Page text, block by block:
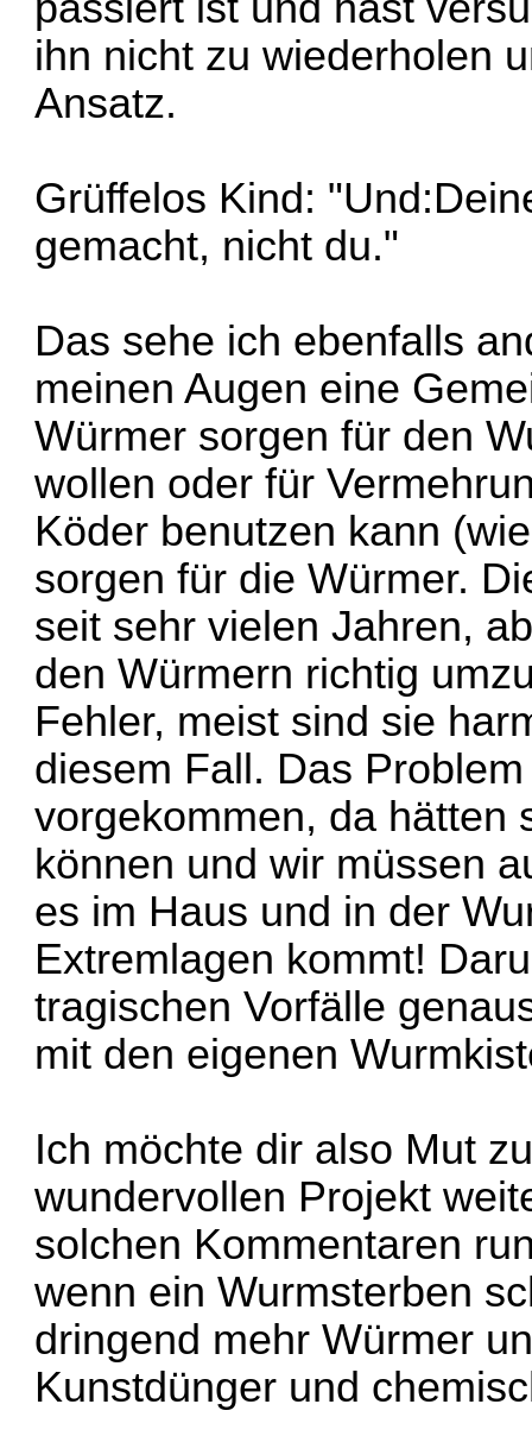
ihn nicht zu wiederholen
Ansatz.
Grüffelos Kind:
gemacht, nicht du."
Das sehe ich ebenfalls
meinen Augen eine
Würmer sorgen für den
wollen oder für
Köder benutzen kann
sorgen für die Würmer.
seit sehr vielen Jahren,
den Würmern richtig
Fehler, meist sind sie
diesem Fall. Das
vorgekommen, da hätten
können und wir müssen
es im Haus und in der
Extremlagen kommt!
tragischen Vorfälle
mit den eigenen
Ich möchte dir also Mut
wundervollen Projekt
solchen Kommentaren
wenn ein Wurmsterben
dringend mehr Würmer
Kunstdünger und